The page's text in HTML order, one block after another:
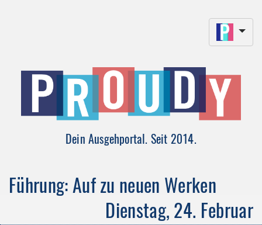
Dein Ausgehportal. Seit 2014.
Führung: Auf zu neuen Werken
Dienstag, 24. Februar